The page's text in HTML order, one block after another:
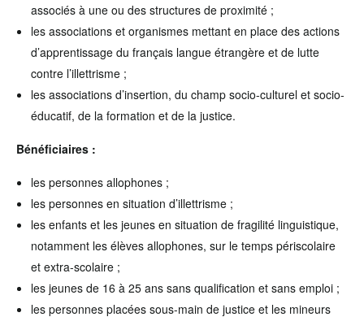
associés à une ou des structures de proximité ;
les associations et organismes mettant en place des actions
d’apprentissage du français langue étrangère et de lutte
contre l’illettrisme ;
les associations d’insertion, du champ socio-culturel et socio-
éducatif, de la formation et de la justice.
Bénéficiaires :
les personnes allophones ;
les personnes en situation d’illettrisme ;
les enfants et les jeunes en situation de fragilité linguistique,
notamment les élèves allophones, sur le temps périscolaire
et extra-scolaire ;
les jeunes de 16 à 25 ans sans qualification et sans emploi ;
les personnes placées sous-main de justice et les mineurs